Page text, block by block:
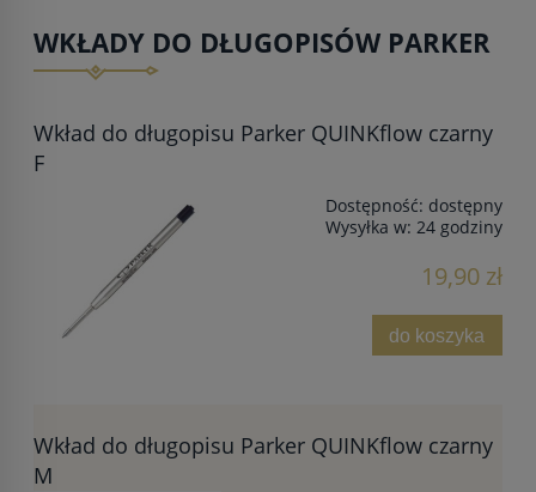
WKŁADY DO DŁUGOPISÓW PARKER
Wkład do długopisu Parker QUINKflow czarny
F
Dostępność: dostępny
Wysyłka w: 24 godziny
19,90 zł
do koszyka
Wkład do długopisu Parker QUINKflow czarny
M